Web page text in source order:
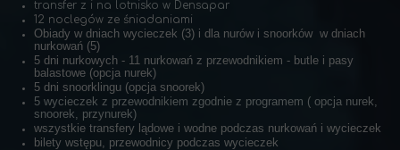
transfer z i na lotnisko w Densapar
12 noclegów ze śniadaniami
Obiady w dniach wycieczek (3) i dla nurów i snoorków w dniach
nurkowań (5)
5 dni nurkowych - 11 nurkowań z przewodnikiem - butle i pasy
balastowe (opcja nurek)
5 dni snoorklingu (opcja snoorek)
5 wycieczek z przewodnikiem zgodnie z programem ( opcja nurek,
snoorek, przynurek)
wszystkie transfery lądowe i wodne podczas nurkowań i wycieczek
bilety wstępu, przewodnicy podczas wycieczek